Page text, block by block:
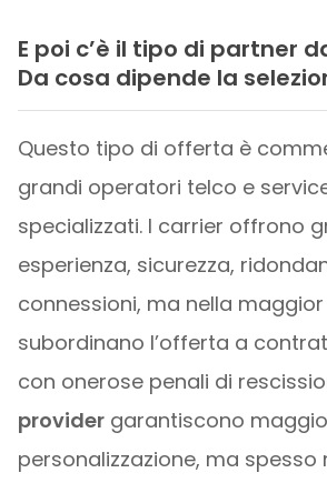
E poi c’è il tipo di partner
Da cosa dipende la
Questo tipo di offerta è
grandi operatori telco e
specializzati. I carrier offrono
esperienza, sicurezza,
connessioni, ma nella
subordinano l’offerta a
con onerose penali di
providergarantiscono
personalizzazione, ma spesso